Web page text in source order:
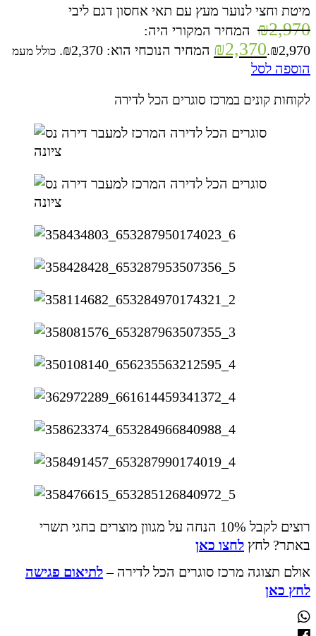
מיטת וחצי לנוער מעץ עם תאי אחסון דגם ליבי
₪2,970
המחיר המקורי היה:
₪2,970.
₪2,370 המחיר הנוכחי הוא: ₪2,370. כולל מעמ
הוספה לסל
לקוחות קונים במרכז סוגרים הכל לדירה
רוצים לקבל 10% הנחה על מגוון מוצרים בחגי תשרי
באתר? לחץ לחצו כאן
אולם תצוגה מרכז סוגרים הכל לדירה –לתיאום פגישה
לחץ כאן